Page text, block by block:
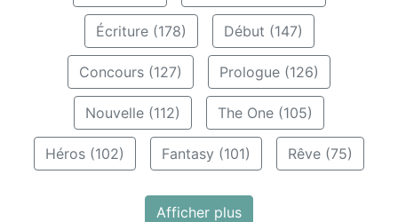
Écriture (178) Début (147)
Concours (127) Prologue (126)
Nouvelle (112) The One (105)
Héros (102) Fantasy (101) Rêve (75)
Afficher plus